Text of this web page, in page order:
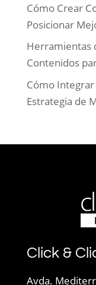
Cómo Crear
Posicionar
Herramientas
Contenidos
Cómo
Estrategia de
Click &
Avda.